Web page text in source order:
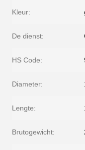
Kleur:
De dienst:
HS Code:
Diameter:
Lengte:
Brutogewicht: